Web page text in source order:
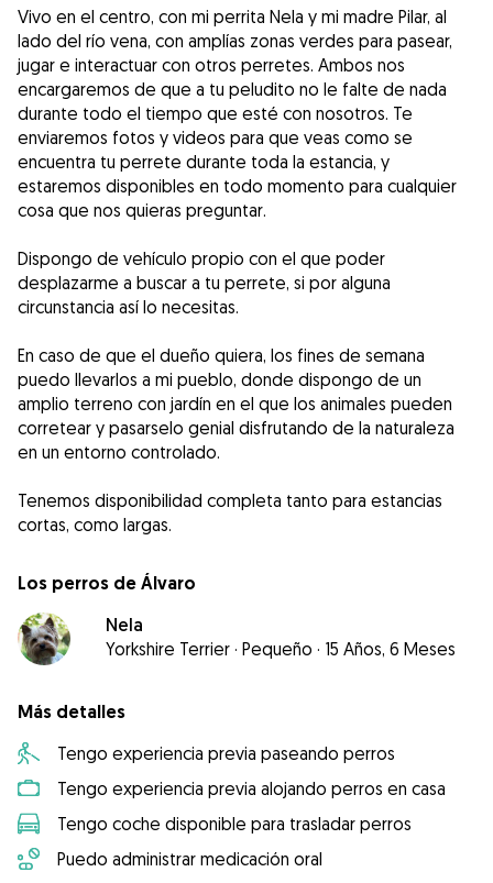
Vivo en el centro, con mi perrita Nela y mi madre Pilar, al
lado del río vena, con amplías zonas verdes para pasear,
jugar e interactuar con otros perretes. Ambos nos
encargaremos de que a tu peludito no le falte de nada
durante todo el tiempo que esté con nosotros. Te
enviaremos fotos y videos para que veas como se
encuentra tu perrete durante toda la estancia, y
estaremos disponibles en todo momento para cualquier
cosa que nos quieras preguntar.
Dispongo de vehículo propio con el que poder
desplazarme a buscar a tu perrete, si por alguna
circunstancia así lo necesitas.
En caso de que el dueño quiera, los fines de semana
puedo llevarlos a mi pueblo, donde dispongo de un
amplio terreno con jardín en el que los animales pueden
corretear y pasarselo genial disfrutando de la naturaleza
en un entorno controlado.
Tenemos disponibilidad completa tanto para estancias
cortas, como largas.
Los perros de Álvaro
Nela
Yorkshire Terrier · Pequeño · 15 Años, 6 Meses
Más detalles
Tengo experiencia previa paseando perros
Tengo experiencia previa alojando perros en casa
Tengo coche disponible para trasladar perros
Puedo administrar medicación oral